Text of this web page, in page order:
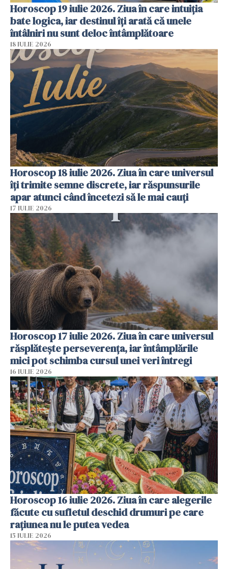
Horoscop 19 iulie 2026. Ziua în care intuiția
bate logica, iar destinul îți arată că unele
întâlniri nu sunt deloc întâmplătoare
18 IULIE 2026
Horoscop 18 iulie 2026. Ziua în care universul
îți trimite semne discrete, iar răspunsurile
apar atunci când încetezi să le mai cauți
17 IULIE 2026
Horoscop 17 iulie 2026. Ziua în care universul
răsplătește perseverența, iar întâmplările
mici pot schimba cursul unei veri întregi
16 IULIE 2026
Horoscop 16 iulie 2026. Ziua în care alegerile
făcute cu sufletul deschid drumuri pe care
rațiunea nu le putea vedea
15 IULIE 2026